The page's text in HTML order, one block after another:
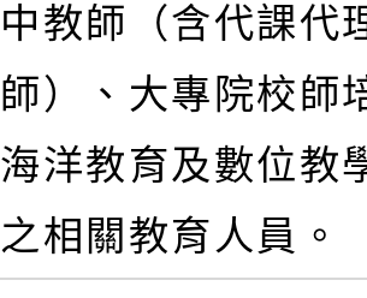
中教師（含代課代
師）、大專院校師
海洋教育及數位教
之相關教育人員。